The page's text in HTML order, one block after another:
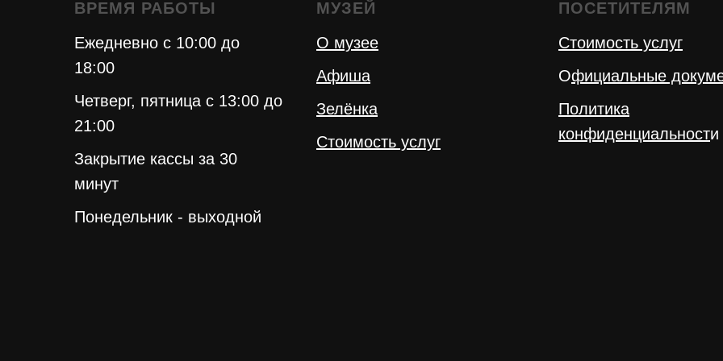
ВРЕМЯ РАБОТЫ
Ежедневно с 10:00 до
18:00
Четверг, пятница с 13:00 до
21:00
Закрытие кассы за 30
минут
Понедельник - выходной
МУЗЕЙ
О музее
Афиша
Зелёнка
Стоимость услуг
ПОСЕТИТЕЛЯМ
Стоимость услуг
Официальные
Политика
конфиденциальности